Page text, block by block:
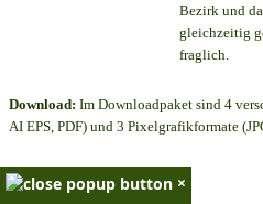
Bezirk und
gleichzeitig
fraglich.
Download: Im Downloadpaket sind 4
AI EPS, PDF) und 3 Pixelgrafikformate
×